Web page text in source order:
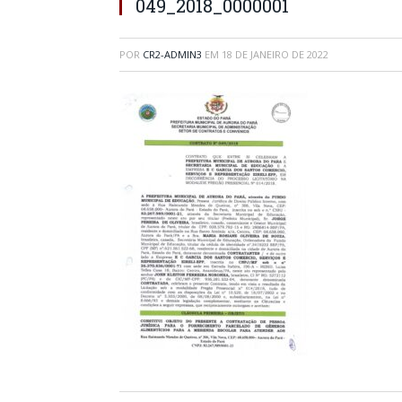
049_2018_0000001
POR CR2-ADMIN3 EM 18 DE JANEIRO DE 2022